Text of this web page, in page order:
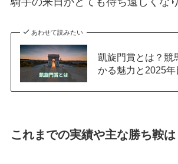
あわせて読みたい
凱旋門賞とは？競
かる魅力と2025
これまでの実績や主な勝ち鞍は